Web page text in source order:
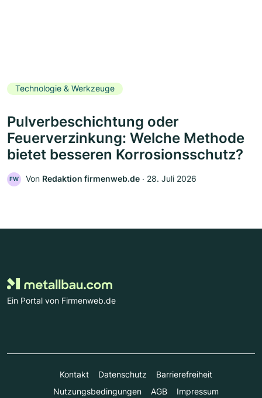
Technologie & Werkzeuge
Pulverbeschichtung oder
Feuerverzinkung: Welche Methode
bietet besseren Korrosionsschutz?
FW Von Redaktion firmenweb.de ‧ 28. Juli 2026
Ein Portal von Firmenweb.de
Kontakt Datenschutz
Barrierefreiheit
Nutzungsbedingungen
AGB Impressum